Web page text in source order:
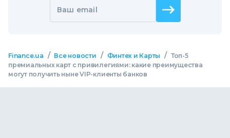
Ваш email
Finance.ua / Все новости / Финтех и Карты / Топ-5
премиальных карт с привилегиями: какие преимущества
могут получить ныне VIP-клиенты банков